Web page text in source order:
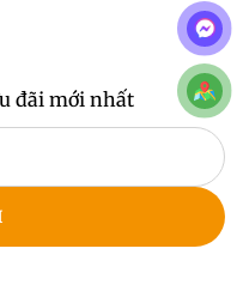
đãi mới nhất